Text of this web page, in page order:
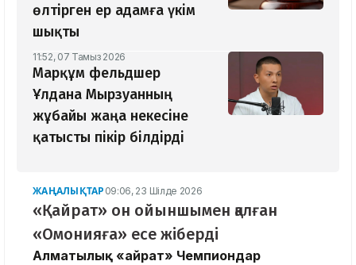
өлтірген ер адамға үкім
шықты
11:52, 07 Тамыз 2026
Марқұм фельдшер
Ұлдана Мырзуанның
жұбайы жаңа некесіне
қатысты пікір білдірді
ЖАҢАЛЫҚТАР 09:06, 23 Шілде 2026
«Қайрат» он ойыншымен қалған
«Омонияға» есе жіберді
Алматылық «Қайрат» Чемпиондар